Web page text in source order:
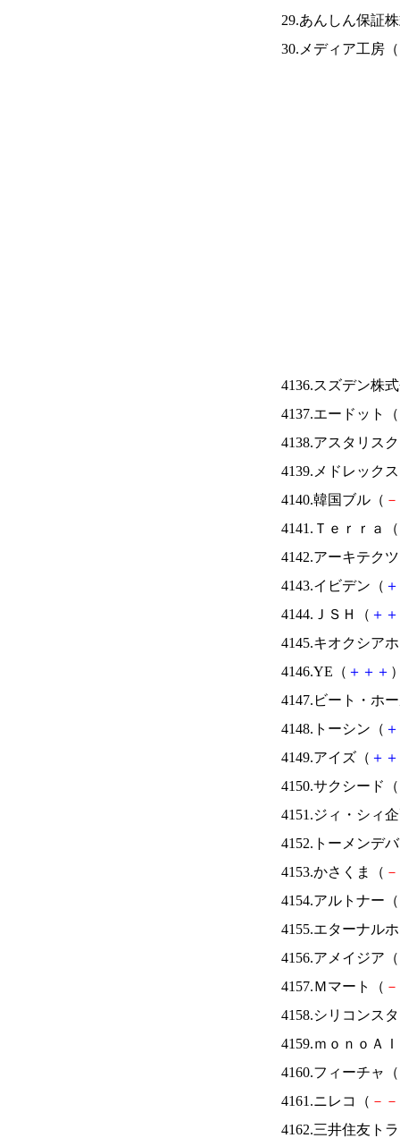
29.あんしん保証
30.メディア工房（
4136.スズデン株
4137.エードット（
4138.アスタリス
4139.メドレック
4140.韓国ブル（ －
4141.Ｔｅｒｒａ（
4142.アーキテク
4143.イビデン（ ＋
4144.ＪＳＨ（ ＋ ＋
4145.キオクシア
4146.YE（ ＋ ＋ ＋
4147.ビート・ホ
4148.トーシン（ ＋
4149.アイズ（ ＋ ＋
4150.サクシード（
4151.ジィ・シィ
4152.トーメンデ
4153.かさくま（ －
4154.アルトナー（
4155.エターナル
4156.アメイジア（
4157.Ｍマート（ －
4158.シリコンス
4159.ｍｏｎｏＡ
4160.フィーチャ（
4161.ニレコ（ － －
4162.三井住友ト